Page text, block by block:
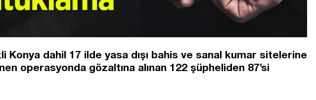
Konya dahil 17 ilde yasa dışı bahis ve sanal kumar sitelerine
operasyonda gözaltına alınan 122 şüpheliden 87’si